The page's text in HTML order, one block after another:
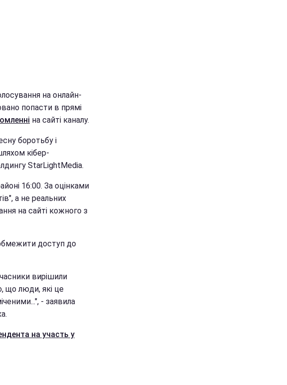
на онлайн-
попасти в прямі
на сайті каналу.
боротьбу і
кібер-
StarLightMedia.
16:00. За оцінками
а не реальних
на сайті кожного з
доступ до
вирішили
що люди, які це
- заявила
на участь у